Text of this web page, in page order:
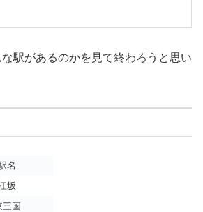
駅があるのかを見て終わろうと思い
名
坂
三国